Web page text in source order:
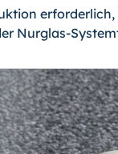
Nurglas-